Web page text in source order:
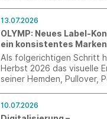
perfekt abgestimmte
13.07.2026
OLYMP: Neues Label-
ein konsistentes
Als folgerichtigen Schritt
Herbst 2026 das visuelle
seiner Hemden, Pullover,
gesamte Sortiment hinweg
10.07.2026